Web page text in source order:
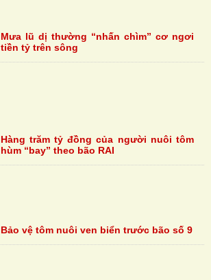
Mưa lũ dị thường “nhấn chìm” cơ ngơi
tiền tỷ trên sông
Hàng trăm tỷ đồng của người nuôi tôm
hùm “bay” theo bão RAI
Bảo vệ tôm nuôi ven biển trước bão số 9